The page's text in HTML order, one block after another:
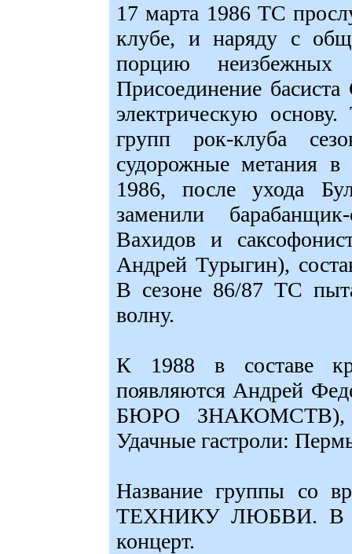
17 марта 1986 ТС
клубе, и наряду с
порцию неизбежных
Присоединение
электрическую
групп рок-клуба
судорожные метания
1986, после ухода
заменили
Вахидов и
Андрей Турыгин),
В сезоне 86/87 ТС
волну.
К 1988 в составе
появляются Андрей
БЮРО ЗНАКОМСТВ),
Удачные гастроли:
Название группы со
ТЕХНИКУ ЛЮБВИ. В
концерт.